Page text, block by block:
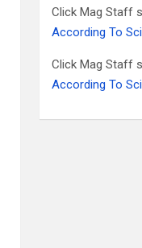
Click Mag Staff
According To
Click Mag Staff
According To